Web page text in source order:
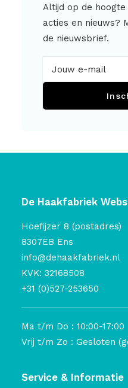
Altijd op de
acties en nieuws?
de nieuwsbrief.
De Haakfabriek
Hoefijzer 8 (postadres)
8307EB Ens
info@dehaakfabriek.nl
KVK: 32168508
+31 (0)527-253650
Ma t/m Do : 10:00-17:00
Vrij t/m Zo : Gesloten
Service & Informatie